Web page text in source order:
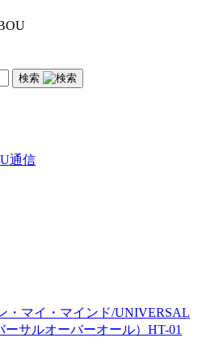
検索
通信
・マイ・マインド/UNIVERSAL
サルオーバーオール）HT-01